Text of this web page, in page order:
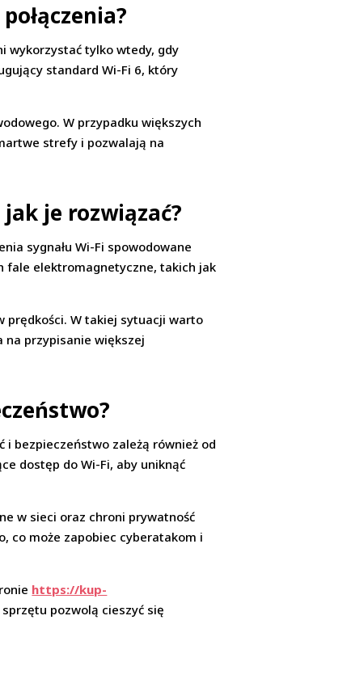
wykorzystać tylko wtedy, gdy
standard Wi-Fi 6, który
W przypadku większych
strefy i pozwalają na
je rozwiązać?
sygnału Wi-Fi spowodowane
fale elektromagnetyczne, takich jak
prędkości. W takiej sytuacji warto
przypisanie większej
i bezpieczeństwo zależą również od
dostęp do Wi-Fi, aby uniknąć
w sieci oraz chroni prywatność
co może zapobiec cyberatakom i
https://kup-
pozwolą cieszyć się